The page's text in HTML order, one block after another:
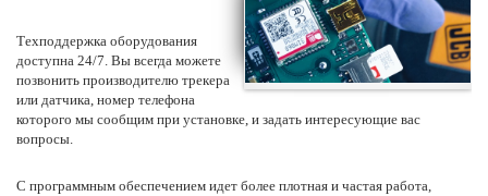
Техподдержка оборудования
доступна 24/7. Вы всегда можете
позвонить производителю трекера
или датчика, номер телефона
которого мы сообщим при установке, и задать интересующие вас
вопросы.
С программным обеспечением идет более плотная и частая работа,